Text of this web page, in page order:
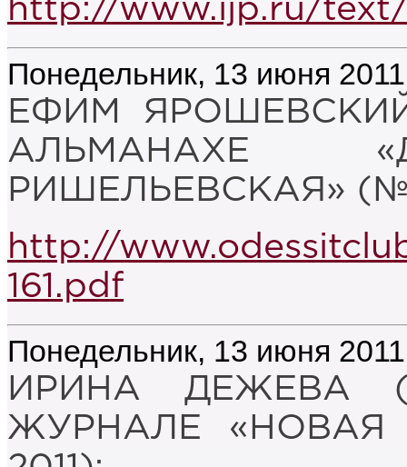
http://www.ijp.ru/text/
Понедельник, 13 июня
ЕФИМ
АЛЬМАНАХЕ
РИШЕЛЬЕВСКАЯ» (№
http://
161.pdf
Понедельник, 13 июня
ИРИНА ДЕЖЕВА
ЖУРНАЛЕ